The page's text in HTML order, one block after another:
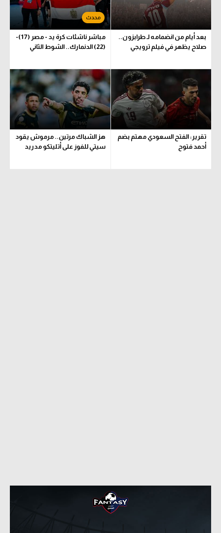
أقسام خاصة
ميركاتو
تقرير في الجول
تحليل في الجول
حكايات في الجول
كويز في الجول
بعد أيام من انضمامه لـ طرابزون..
صلاح يظهر في فيلم ترويجي
مباشر ناشئات كرة يد - مصر (17)-
(22) الدنمارك.. الشوط الثاني
تقرير: الفتح السعودي مهتم بضم
أحمد فتوح
هز الشباك مرتين.. مرموش يقود
سيتي للفوز على أتليتكو مدريد